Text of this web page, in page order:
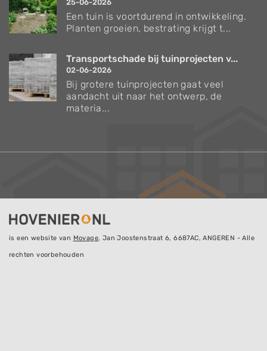
25-06-2026
Een tuin is voortdurend in ontwikkeling.
Planten groeien, bestrating krijgt t...
Transportschade bij tuinprojecten v...
02-06-2026
Bij grotere tuinprojecten gaat veel
aandacht uit naar het ontwerp, de
materia...
is een website van Movage, Jan Joostenstraat 6, 6687AC, ANGEREN - Alle
rechten voorbehouden